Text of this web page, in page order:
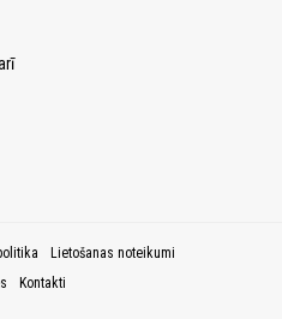
Lietošanas noteikumi
Kontakti